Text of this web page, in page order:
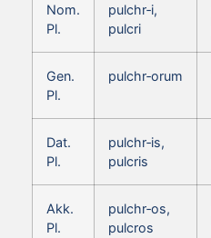
Nom.
Pl.
pulchr‑i,
pulcri
Gen.
Pl.
pulchr‑orum
Dat.
Pl.
pulchr‑is,
pulcris
Akk.
Pl.
pulchr‑os,
pulcros